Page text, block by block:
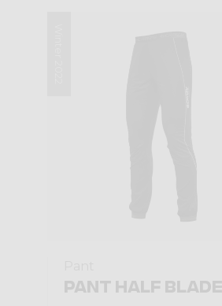
PANT HALF BLADE